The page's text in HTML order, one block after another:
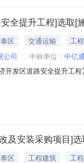
全提升工程]选取[
区 交通运输
工程
公司 中标单位： 中亿
开发区道路安全提升工
图设计（公路工程）
及安装采购项目]
区 工程建筑
工程